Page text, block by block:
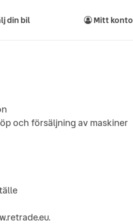
din bil Mitt konto
och försäljning av maskiner